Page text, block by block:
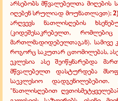
არსებობს მწვალებელთა მიღების
იღებენ სრულიად მოუნათლავთ);
არღვევს ნათლისღების
(კიდეშესაკრებელთ,
მართლმადიდებელთაგან).
როგორც საკუთარ ცთომილებას,
ეკლესია ასე შეიწყნარებდა
მწვალებელთ დასტურდება
საეკლესიო
"ნათლისღებით